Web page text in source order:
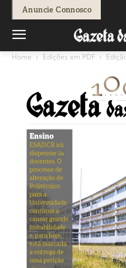
Anuncie Connosco
Home Edições em PDF